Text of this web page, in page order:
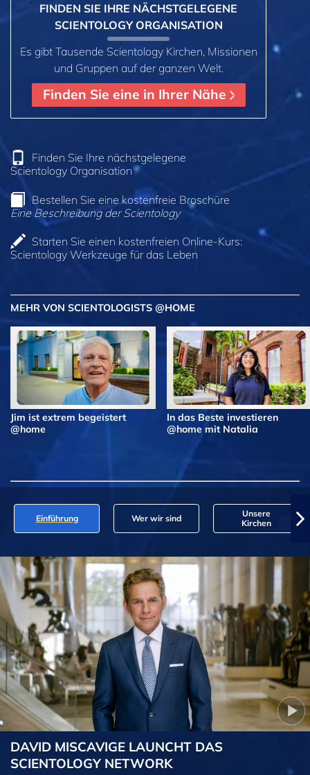
FINDEN SIE IHRE NÄCHSTGELEGENE
SCIENTOLOGY ORGANISATION
Es gibt Tausende Scientology Kirchen, Missionen
und Gruppen auf der ganzen Welt.
Finden Sie eine in Ihrer Nähe
Finden Sie Ihre nächstgelegene
Scientology Organisation
Bestellen Sie eine kostenfreie Broschüre
Eine Beschreibung der Scientology
Starten Sie einen kostenfreien Online-Kurs:
Scientology Werkzeuge für das Leben
MEHR VON SCIENTOLOGISTS @HOME
Jim ist extrem begeistert
@home
In das Beste investieren
@home mit Natalia
Einführung Wer wir sind
Unsere
Kirchen
DAVID MISCAVIGE LAUNCHT DAS
SCIENTOLOGY NETWORK